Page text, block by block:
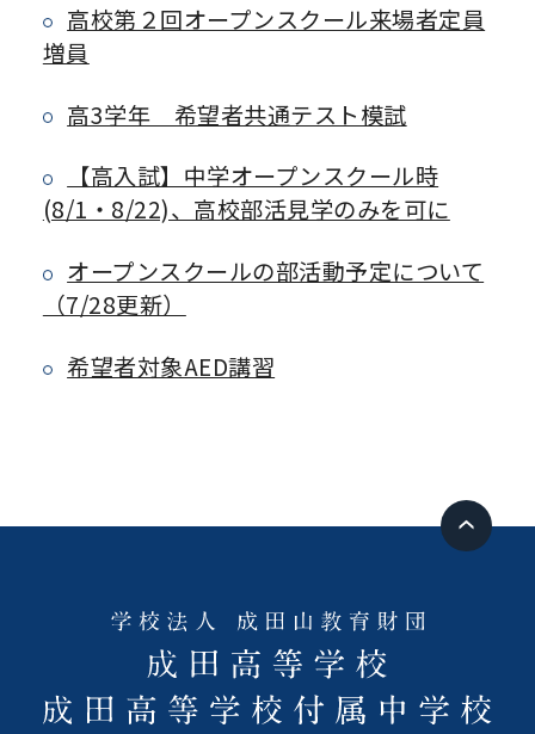
高校第２回オープンスクール来場者定員
増員
高3学年 希望者共通テスト模試
【高入試】中学オープンスクール時
(8/1・8/22)、高校部活見学のみを可に
オープンスクールの部活動予定について
（7/28更新）
希望者対象AED講習